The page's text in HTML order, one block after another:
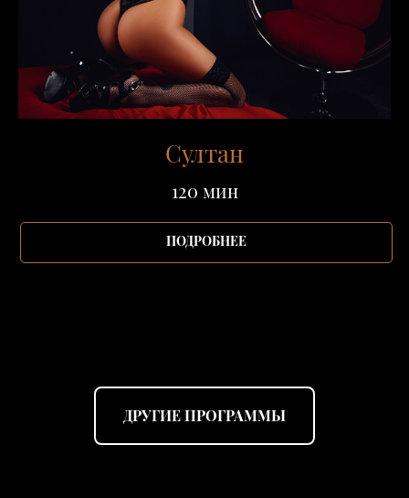
Султан
120 мин
ПОДРОБНЕЕ
ДРУГИЕ ПРОГРАММЫ